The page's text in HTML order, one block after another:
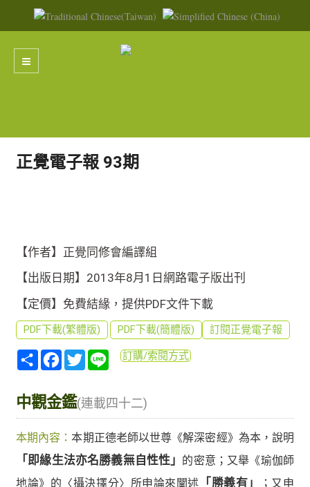
正覺電子報 93期
【作者】正覺同修會編譯組
【出版日期】2013年8月1日網路電子版出刊
【定價】免費結緣，提供PDF文件下載
PDF下載(繁體版) PDF下載(簡體版) 訂閱正覺電子報
分
享
Facebook
TwitterLine訂購/索閱方式
中觀金鑑(連載四十二)
本期內容：本期正德老師以世尊《解深密經》為本，說明
「即緣生法亦名勝義無自性性」 的密意；又舉《瑜伽師
地論》的〈攝決擇分〉所申論來闡述 「勝義有」
；又申